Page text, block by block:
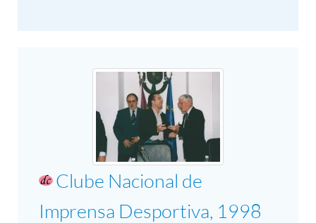
Clube Nacional de
Imprensa Desportiva, 1998